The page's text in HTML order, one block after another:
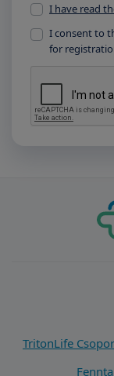
I have read
I consent to
for
TritonLife